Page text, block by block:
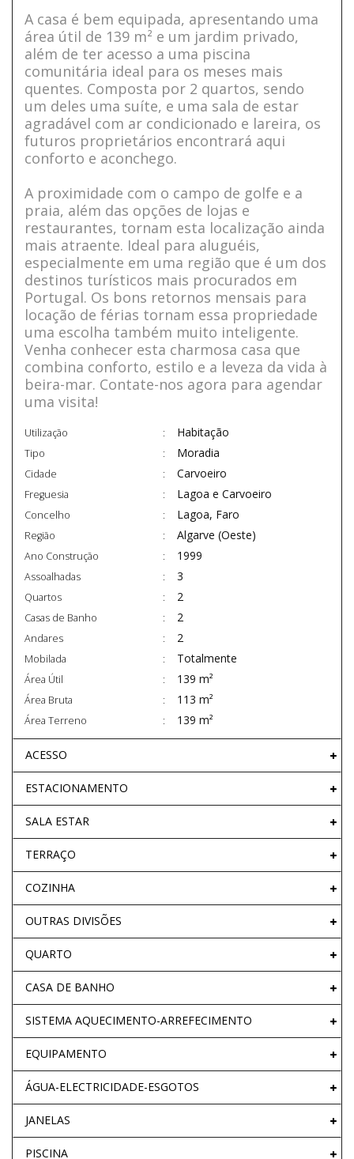
A casa é bem equipada, apresentando uma
área útil de 139 m² e um jardim privado,
além de ter acesso a uma piscina
comunitária ideal para os meses mais
quentes. Composta por 2 quartos, sendo
um deles uma suíte, e uma sala de estar
agradável com ar condicionado e lareira, os
futuros proprietários encontrará aqui
conforto e aconchego.
A proximidade com o campo de golfe e a
praia, além das opções de lojas e
restaurantes, tornam esta localização ainda
mais atraente. Ideal para aluguéis,
especialmente em uma região que é um dos
destinos turísticos mais procurados em
Portugal. Os bons retornos mensais para
locação de férias tornam essa propriedade
uma escolha também muito inteligente.
Venha conhecer esta charmosa casa que
combina conforto, estilo e a leveza da vida à
beira-mar. Contate-nos agora para agendar
uma visita!
Utilização Habitação
Tipo Moradia
Cidade Carvoeiro
Freguesia Lagoa e Carvoeiro
Concelho Lagoa, Faro
Região Algarve (Oeste)
Ano Construção 1999
Assoalhadas 3
Quartos 2
Casas de Banho 2
Andares 2
Mobilada Totalmente
Área Útil 139 m²
Área Bruta 113 m²
Área Terreno 139 m²
ACESSO
ESTACIONAMENTO
SALA ESTAR
TERRAÇO
COZINHA
OUTRAS DIVISÕES
QUARTO
CASA DE BANHO
SISTEMA AQUECIMENTO-ARREFECIMENTO
EQUIPAMENTO
ÁGUA-ELECTRICIDADE-ESGOTOS
JANELAS
PISCINA